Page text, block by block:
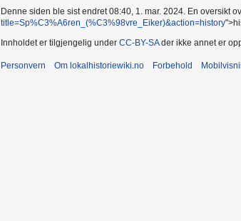
Denne siden ble sist endret 08:40, 1. mar. 2024. En oversikt
title=Sp%C3%A6ren_(%C3%98vre_Eiker)&action=history
Innholdet er tilgjengelig under CC-BY-SAder ikke annet er
Personvern Om lokalhistoriewiki.no Forbehold